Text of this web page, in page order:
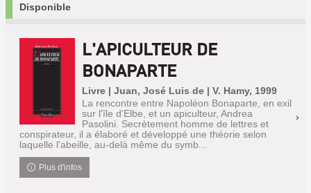
Disponible
L'APICULTEUR DE
BONAPARTE
Livre | Juan, José Luis de | V. Hamy, 1999
La rencontre entre Napoléon Bonaparte, en exil
sur l'île d'Elbe, et un apiculteur, Andrea
Pasolini. Secrètement homme de lettres et
conspirateur, il a élaboré et développé une théorie selon
laquelle l'abeille, au-delà même du symb...
Plus d'infos